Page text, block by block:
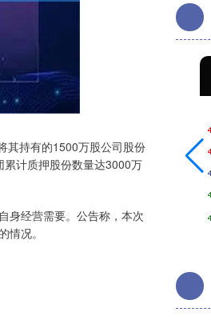
其持有的1500万股公司股份
计质押股份数量达3000万
身经营需要。公告称，本次
况。
43.13